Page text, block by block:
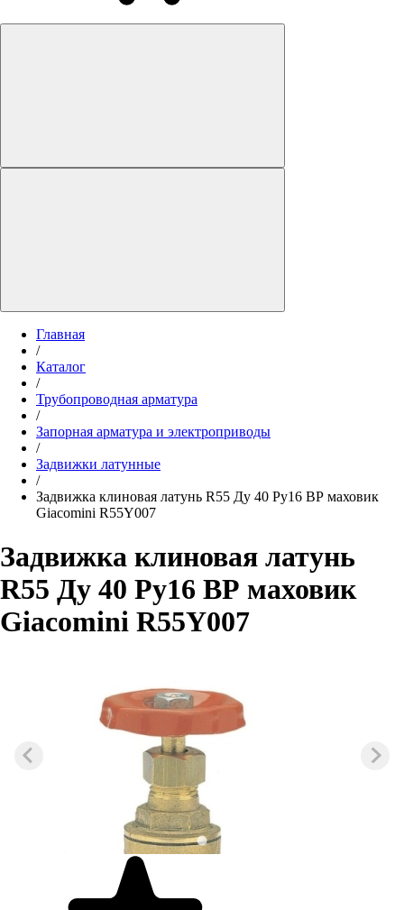
Главная
/
Каталог
/
Трубопроводная арматура
/
Запорная арматура и электроприводы
/
Задвижки латунные
/
Задвижка клиновая латунь R55 Ду 40 Ру16 ВР маховик
Giacomini R55Y007
Задвижка клиновая латунь
R55 Ду 40 Ру16 ВР маховик
Giacomini R55Y007